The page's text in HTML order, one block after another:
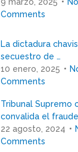
Comments
La dictadura
secuestro de …
10 enero, 2025
Comments
Tribunal Supremo
convalida el
22 agosto, 2024
Comments